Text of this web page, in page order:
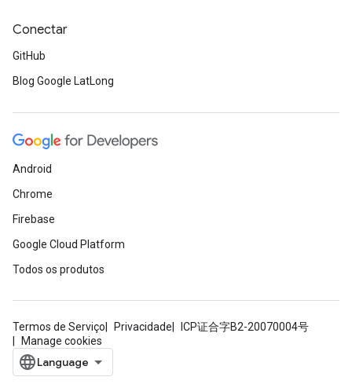
Conectar
GitHub
Blog Google LatLong
Android
Chrome
Firebase
Google Cloud Platform
Todos os produtos
Termos de Serviço Privacidade
ICP证合字B2-20070004号
Manage cookies